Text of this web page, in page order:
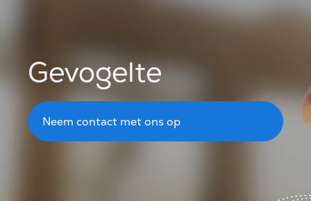
Gevogelte
Neem contact met ons op